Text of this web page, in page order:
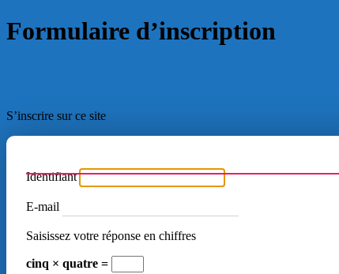
Formulaire d’inscription
S’inscrire sur ce site
Identifiant
E-mail
Saisissez votre réponse en chiffres
cinq × quatre =